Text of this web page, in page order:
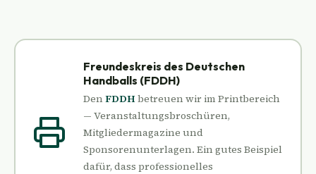
Freundeskreis des Deutschen
Handballs (FDDH)
Den FDDHbetreuen wir im Printbereich
— Veranstaltungsbroschüren,
Mitgliedermagazine und
Sponsorenunterlagen. Ein gutes Beispiel
dafür, dass professionelles